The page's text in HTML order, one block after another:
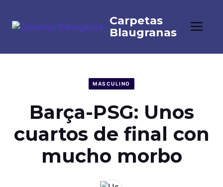
contenido
MASCULINO
Barça-PSG: Unos
cuartos de final con
mucho morbo